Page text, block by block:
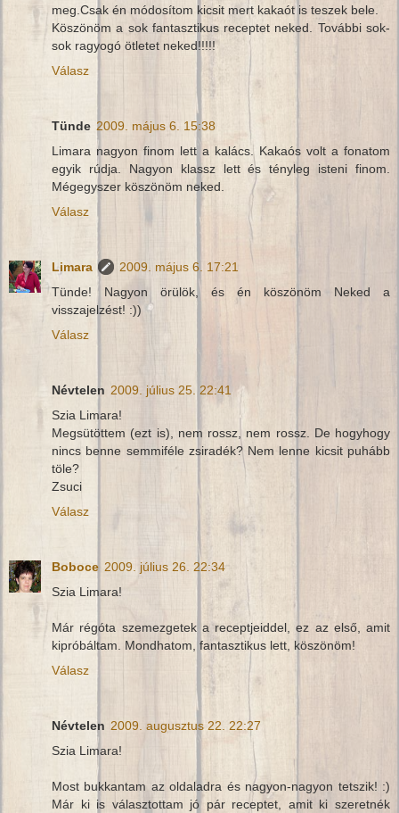
meg.Csak én módosítom kicsit mert kakaót is teszek bele.
Köszönöm a sok fantasztikus receptet neked. További sok-
sok ragyogó ötletet neked!!!!!
Válasz
Tünde 2009. május 6. 15:38
Limara nagyon finom lett a kalács. Kakaós volt a fonatom
egyik rúdja. Nagyon klassz lett és tényleg isteni finom.
Mégegyszer köszönöm neked.
Válasz
Limara
2009. május 6. 17:21
Tünde! Nagyon örülök, és én köszönöm Neked a
visszajelzést! :))
Válasz
Névtelen 2009. július 25. 22:41
Szia Limara!
Megsütöttem (ezt is), nem rossz, nem rossz. De hogyhogy
nincs benne semmiféle zsiradék? Nem lenne kicsit puhább
töle?
Zsuci
Válasz
Boboce 2009. július 26. 22:34
Szia Limara!
Már régóta szemezgetek a receptjeiddel, ez az első, amit
kipróbáltam. Mondhatom, fantasztikus lett, köszönöm!
Válasz
Névtelen 2009. augusztus 22. 22:27
Szia Limara!
Most bukkantam az oldaladra és nagyon-nagyon tetszik! :)
Már ki is választottam jó pár receptet, amit ki szeretnék